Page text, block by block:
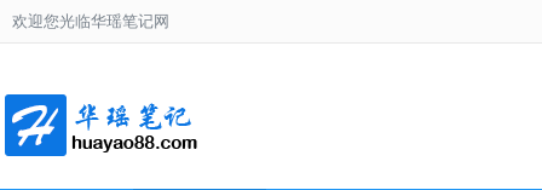
欢迎您光临华瑶笔记网